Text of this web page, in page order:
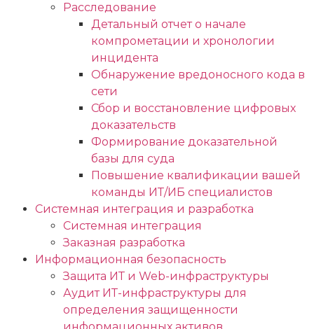
Расследование
Детальный отчет о начале
компрометации и хронологии
инцидента
Обнаружение вредоносного кода в
сети
Сбор и восстановление цифровых
доказательств
Формирование доказательной
базы для суда
Повышение квалификации вашей
команды ИТ/ИБ специалистов
Системная интеграция и разработка
Системная интеграция
Заказная разработка
Информационная безопасность
Защита ИТ и Web-инфраструктуры
Аудит ИТ-инфраструктуры для
определения защищенности